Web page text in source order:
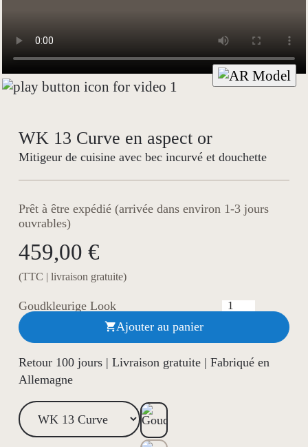
WK 13 Curve en aspect or
Mitigeur de cuisine avec bec incurvé et douchette
Prêt à être expédié (arrivée dans environ 1-3 jours
ouvrables)
459,00 €
(TTC | livraison gratuite)
Goudkleurige Look
Ajouter au panier
Retour 100 jours | Livraison gratuite | Fabriqué en
Allemagne